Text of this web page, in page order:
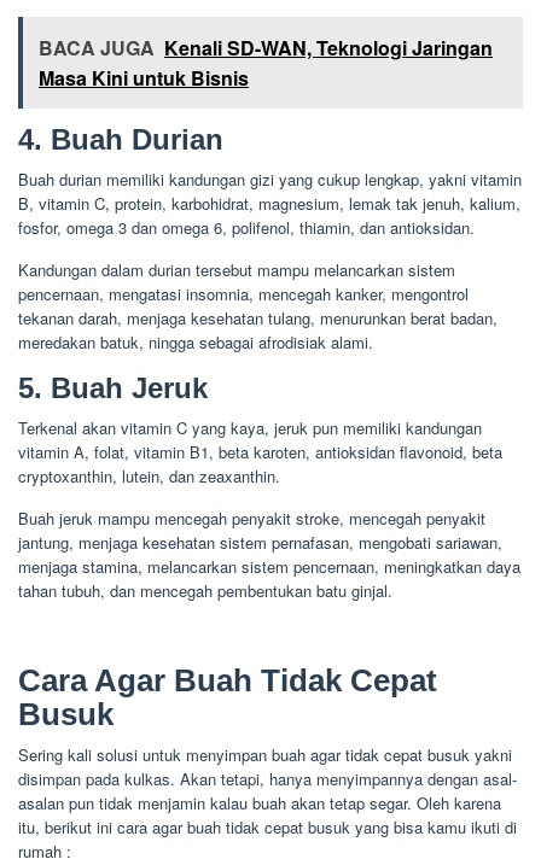
BACA JUGA Kenali SD-WAN, Teknologi Jaringan
Masa Kini untuk Bisnis
4. Buah Durian
Buah durian memiliki kandungan gizi yang cukup lengkap, yakni vitamin
B, vitamin C, protein, karbohidrat, magnesium, lemak tak jenuh, kalium,
fosfor, omega 3 dan omega 6, polifenol, thiamin, dan antioksidan.
Kandungan dalam durian tersebut mampu melancarkan sistem
pencernaan, mengatasi insomnia, mencegah kanker, mengontrol
tekanan darah, menjaga kesehatan tulang, menurunkan berat badan,
meredakan batuk, ningga sebagai afrodisiak alami.
5. Buah Jeruk
Terkenal akan vitamin C yang kaya, jeruk pun memiliki kandungan
vitamin A, folat, vitamin B1, beta karoten, antioksidan flavonoid, beta
cryptoxanthin, lutein, dan zeaxanthin.
Buah jeruk mampu mencegah penyakit stroke, mencegah penyakit
jantung, menjaga kesehatan sistem pernafasan, mengobati sariawan,
menjaga stamina, melancarkan sistem pencernaan, meningkatkan daya
tahan tubuh, dan mencegah pembentukan batu ginjal.
Cara Agar Buah Tidak Cepat
Busuk
Sering kali solusi untuk menyimpan buah agar tidak cepat busuk yakni
disimpan pada kulkas. Akan tetapi, hanya menyimpannya dengan asal-
asalan pun tidak menjamin kalau buah akan tetap segar. Oleh karena
itu, berikut ini cara agar buah tidak cepat busuk yang bisa kamu ikuti di
rumah :